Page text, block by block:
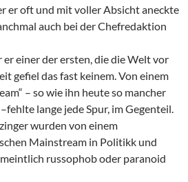
er oft und mit voller Absicht aneckte
auch bei der Chefredaktion
er einer der ersten, die die Welt vor
gefiel das fast keinem. Von einem
– so wie ihn heute so mancher
lange jede Spur, im Gegenteil.
wurden von einem
Mainstream in Politikk und
russophob oder paranoid